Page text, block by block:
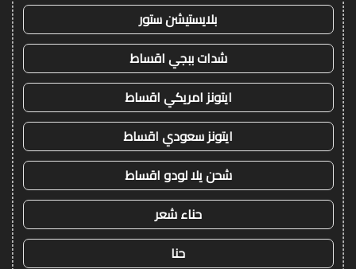
بلايستيشن ستور
شدات ببجي اقساط
ايتونز امريكي اقساط
ايتونز سعودي اقساط
شحن يلا لودو اقساط
حناء شعر
حنا